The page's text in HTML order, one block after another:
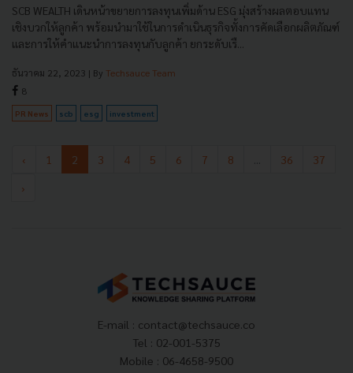
SCB WEALTH เดินหน้าขยายการลงทุนเพิ่มด้าน ESG มุ่งสร้างผลตอบแทน
เชิงบวกให้ลูกค้า พร้อมนำมาใช้ในการดำเนินธุรกิจทั้งการคัดเลือกผลิตภัณฑ์
และการให้คำแนะนำการลงทุนกับลูกค้า ยกระดับเรื...
ธันวาคม 22, 2023 | By Techsauce Team
8
PR News scb esg investment
‹ 1 2 3 4 5 6 7 8 36
37
›
E-mail : contact@techsauce.co
Tel : 02-001-5375
Mobile : 06-4658-9500